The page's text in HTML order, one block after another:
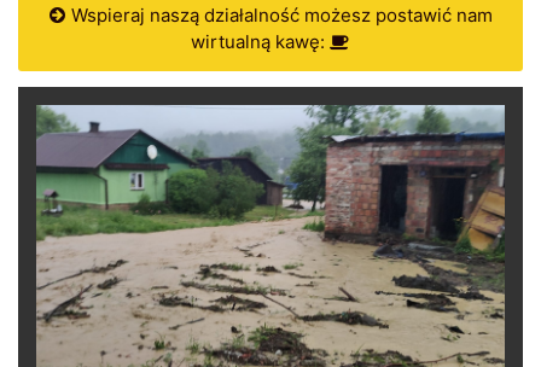
Wspieraj naszą działalność możesz postawić nam
wirtualną kawę: